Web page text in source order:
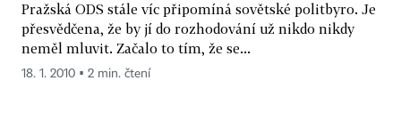
Pražská ODS stále víc připomíná sovětské politbyro. Je
přesvědčena, že by jí do rozhodování už nikdo nikdy
neměl mluvit. Začalo to tím, že se...
18. 1. 2010 ▪ 2 min. čtení